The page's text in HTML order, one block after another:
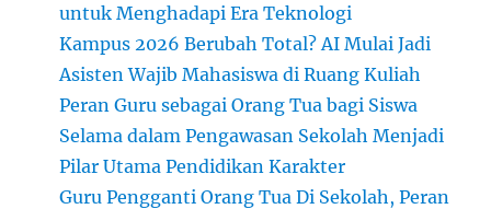
untuk Menghadapi Era Teknologi
Kampus 2026 Berubah Total? AI Mulai Jadi
Asisten Wajib Mahasiswa di Ruang Kuliah
Peran Guru sebagai Orang Tua bagi Siswa
Selama dalam Pengawasan Sekolah Menjadi
Pilar Utama Pendidikan Karakter
Guru Pengganti Orang Tua Di Sekolah, Peran